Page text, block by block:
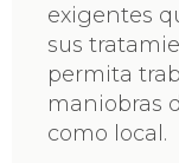
exigentes
sus
permita
maniobras
como local.